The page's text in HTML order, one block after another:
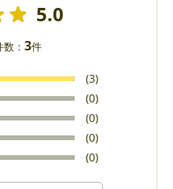
5.0
： 3件
(3)
(0)
(0)
(0)
(0)